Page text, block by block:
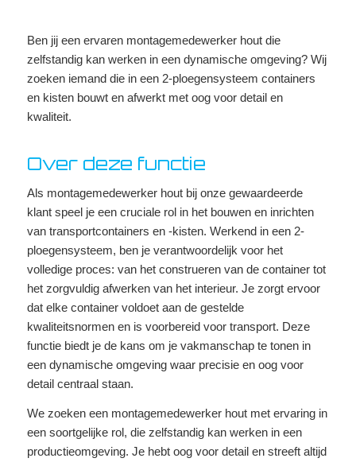
Ben jij een ervaren montagemedewerker hout die
zelfstandig kan werken in een dynamische omgeving? Wij
zoeken iemand die in een 2-ploegensysteem containers
en kisten bouwt en afwerkt met oog voor detail en
kwaliteit.
Over deze functie
Als montagemedewerker hout bij onze gewaardeerde
klant speel je een cruciale rol in het bouwen en inrichten
van transportcontainers en -kisten. Werkend in een 2-
ploegensysteem, ben je verantwoordelijk voor het
volledige proces: van het construeren van de container tot
het zorgvuldig afwerken van het interieur. Je zorgt ervoor
dat elke container voldoet aan de gestelde
kwaliteitsnormen en is voorbereid voor transport. Deze
functie biedt je de kans om je vakmanschap te tonen in
een dynamische omgeving waar precisie en oog voor
detail centraal staan.
We zoeken een montagemedewerker hout met ervaring in
een soortgelijke rol, die zelfstandig kan werken in een
productieomgeving. Je hebt oog voor detail en streeft altijd